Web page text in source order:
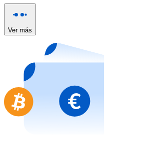
Nuevo
Compra tarjetas regalo de tus
Ir a la tienda de tarjetas regalo
Ver más